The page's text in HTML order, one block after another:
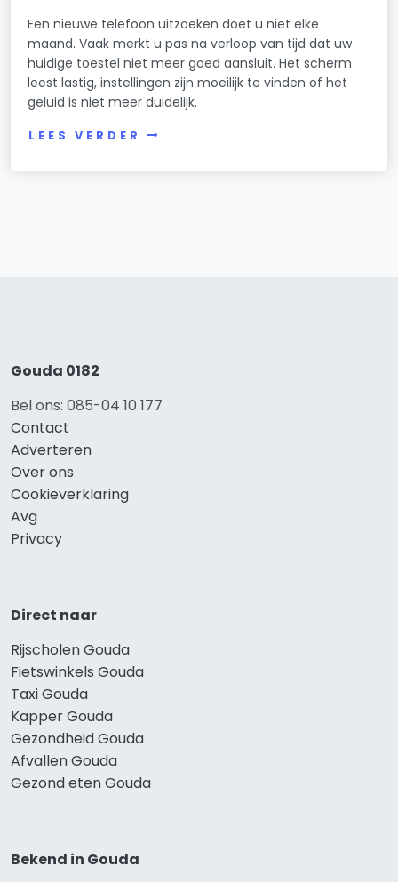
Een nieuwe telefoon uitzoeken doet u niet elke
maand. Vaak merkt u pas na verloop van tijd dat uw
huidige toestel niet meer goed aansluit. Het scherm
leest lastig, instellingen zijn moeilijk te vinden of het
geluid is niet meer duidelijk.
LEES VERDER
Gouda 0182
Bel ons: 085-04 10 177
Contact
Adverteren
Over ons
Cookieverklaring
Avg
Privacy
Direct naar
Rijscholen Gouda
Fietswinkels Gouda
Taxi Gouda
Kapper Gouda
Gezondheid Gouda
Afvallen Gouda
Gezond eten Gouda
Bekend in Gouda